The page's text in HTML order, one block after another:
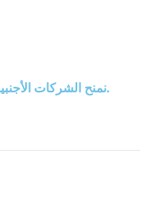
نمنح الشركات الأجنبية في تركيا تشغيلًا سلسًا وآمنًا وسريعًا.